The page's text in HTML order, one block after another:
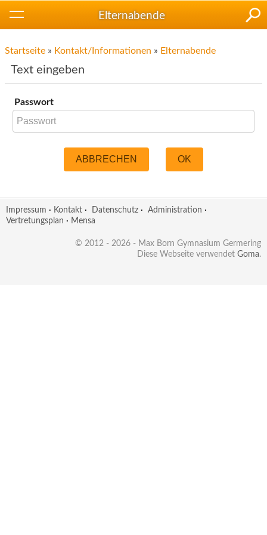
Elternabende
Startseite » Kontakt/Informationen » Elternabende
Text eingeben
Passwort
ABBRECHEN OK
Impressum · Kontakt · Datenschutz · Administration ·
Vertretungsplan · Mensa
© 2012 - 2026 - Max Born Gymnasium Germering
Diese Webseite verwendet Goma.